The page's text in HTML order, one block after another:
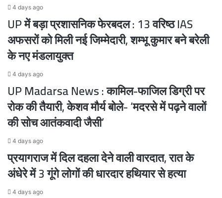
4 days ago
UP में बड़ा प्रशासनिक फेरबदल : 13 वरिष्ठ IAS
अफसरों को मिली नई जिम्मेदारी, शम्भू कुमार बने बरेली
के नए मंडलायुक्त
4 days ago
UP Madarsa News : कामिल-फाजिल डिग्री पर
रोक की तैयारी, केशव मौर्य बोले- ‘मदरसे में पढ़ने वालों
की सोच आतंकवादी जैसी’
4 days ago
प्रयागराज में दिल दहला देने वाली वारदात, रात के
अंधेरे में 3 गूंगे लोगों की धारदार हथियार से हत्या
4 days ago